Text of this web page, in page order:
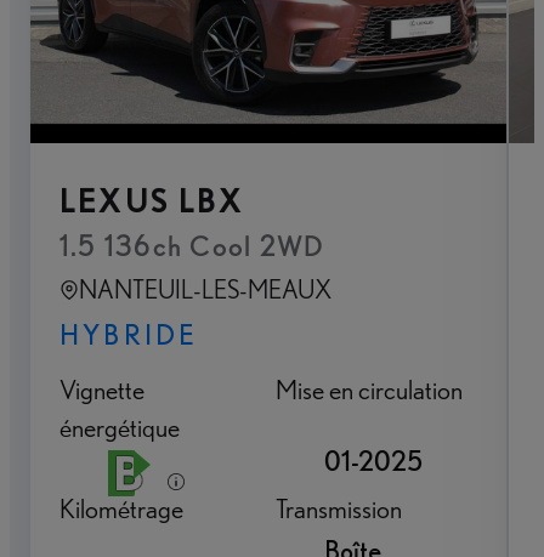
LEXUS LBX
1.5 136ch Cool 2WD
NANTEUIL-LES-MEAUX
HYBRIDE
Vignette
énergétique
Mise en circulation
01-2025
Kilométrage
Transmission
Boîte